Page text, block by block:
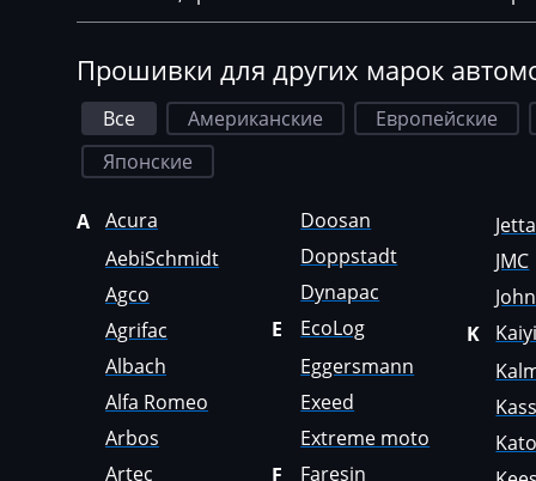
CMI
Comacchio
Cupra
Dacia
Daewoo
DAF
Daihatsu
Dammann
Derways
Прошивки для других марок
Все Американские Европейские
Японские
A Acura
AebiSchmidt
Agco
Agrifac
Albach
Alfa Romeo
Arbos
Artec
Doosan
Doppstadt
Dynapac
E
EcoLog
Eggersmann
Exeed
Extreme moto
F
Faresin
Jetta
JMC
K
Kaiyi
Kato